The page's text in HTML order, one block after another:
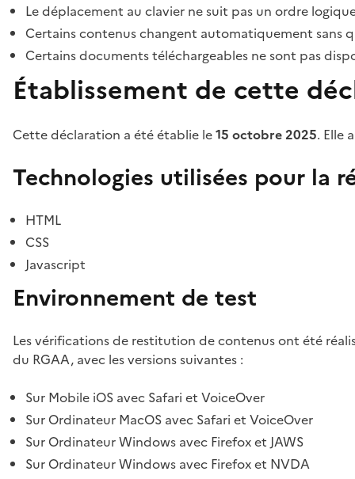
Le déplacement au clavier ne suit pas un ordre
Certains contenus changent automatiquement sans
Certains documents téléchargeables ne sont pas
Établissement de cette
Cette déclaration a été établie le15 octobre 2025. Elle
Technologies utilisées pour la
HTML
CSS
Javascript
Environnement de test
Les vérifications de restitution de contenus ont été
du RGAA, avec les versions suivantes :
Sur Mobile iOS avec Safari et VoiceOver
Sur Ordinateur MacOS avec Safari et VoiceOver
Sur Ordinateur Windows avec Firefox et JAWS
Sur Ordinateur Windows avec Firefox et NVDA